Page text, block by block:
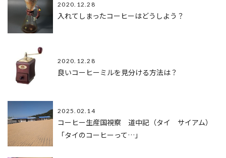
2020.12.28
入れてしまったコーヒーはどうしよう？
2020.12.28
良いコーヒーミルを見分ける方法は？
2025.02.14
コーヒー生産国視察 道中記（タイ サイアム）
「タイのコーヒーって…」